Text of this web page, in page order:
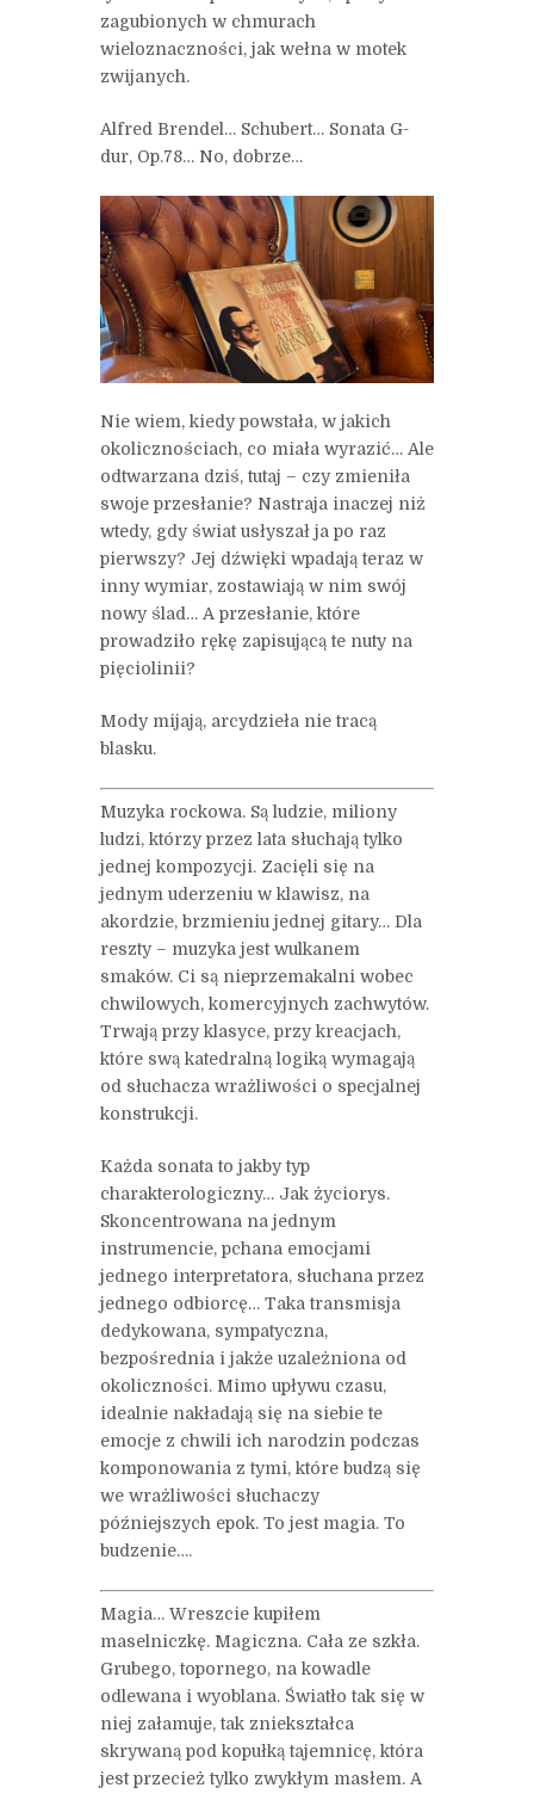
zagubionych w chmurach
wieloznaczności, jak wełna w motek
zwijanych.
Alfred Brendel… Schubert… Sonata G-
dur, Op.78… No, dobrze…
Nie wiem, kiedy powstała, w jakich
okolicznościach, co miała wyrazić… Ale
odtwarzana dziś, tutaj – czy zmieniła
swoje przesłanie? Nastraja inaczej niż
wtedy, gdy świat usłyszał ja po raz
pierwszy? Jej dźwięki wpadają teraz w
inny wymiar, zostawiają w nim swój
nowy ślad… A przesłanie, które
prowadziło rękę zapisującą te nuty na
pięciolinii?
Mody mijają, arcydzieła nie tracą
blasku.
Muzyka rockowa. Są ludzie, miliony
ludzi, którzy przez lata słuchają tylko
jednej kompozycji. Zacięli się na
jednym uderzeniu w klawisz, na
akordzie, brzmieniu jednej gitary… Dla
reszty – muzyka jest wulkanem
smaków. Ci są nieprzemakalni wobec
chwilowych, komercyjnych zachwytów.
Trwają przy klasyce, przy kreacjach,
które swą katedralną logiką wymagają
od słuchacza wrażliwości o specjalnej
konstrukcji.
Każda sonata to jakby typ
charakterologiczny… Jak życiorys.
Skoncentrowana na jednym
instrumencie, pchana emocjami
jednego interpretatora, słuchana przez
jednego odbiorcę… Taka transmisja
dedykowana, sympatyczna,
bezpośrednia i jakże uzależniona od
okoliczności. Mimo upływu czasu,
idealnie nakładają się na siebie te
emocje z chwili ich narodzin podczas
komponowania z tymi, które budzą się
we wrażliwości słuchaczy
późniejszych epok. To jest magia. To
budzenie….
Magia… Wreszcie kupiłem
maselniczkę. Magiczna. Cała ze szkła.
Grubego, topornego, na kowadle
odlewana i wyoblana. Światło tak się w
niej załamuje, tak zniekształca
skrywaną pod kopułką tajemnicę, która
jest przecież tylko zwykłym masłem. A